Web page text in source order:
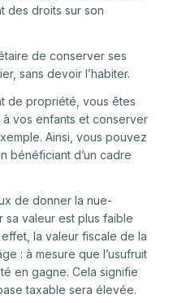
des droits sur son
de conserver ses
sans devoir l’habiter.
de propriété, vous êtes
vos enfants et conserver
Ainsi, vous pouvez
bénéficiant d’un cadre
de donner la nue-
valeur est plus faible
la valeur fiscale de la
: à mesure que l’usufruit
en gagne. Cela signifie
taxable sera élevée.